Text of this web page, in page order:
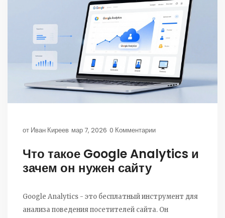
от Иван Киреев мар 7, 2026 0 Комментарии
Что такое Google Analytics и
зачем он нужен сайту
Google Analytics - это бесплатный инструмент для
анализа поведения посетителей сайта. Он